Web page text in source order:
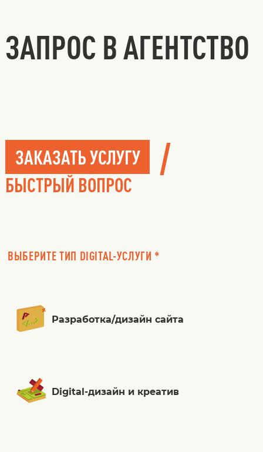
ЗАПРОС В АГЕНТСТВО
ЗАКАЗАТЬ УСЛУГУ /
БЫСТРЫЙ ВОПРОС
ВЫБЕРИТЕ ТИП DIGITAL-УСЛУГИ *
Разработка/дизайн сайта
Digital-дизайн и креатив